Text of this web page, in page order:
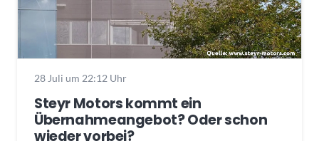
28 Juli um 22:12 Uhr
Steyr Motors kommt ein
Übernahmeangebot? Oder schon
wieder vorbei?